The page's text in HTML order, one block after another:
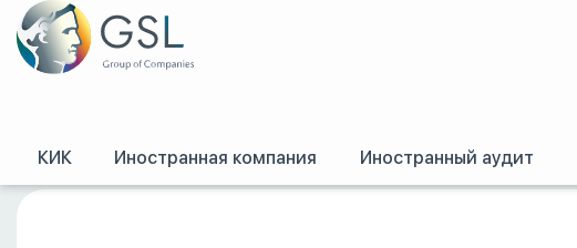
КИК Иностранная компания Иностранный аудит
GSL/Российское право/Филиалы и представительства нерезидентов